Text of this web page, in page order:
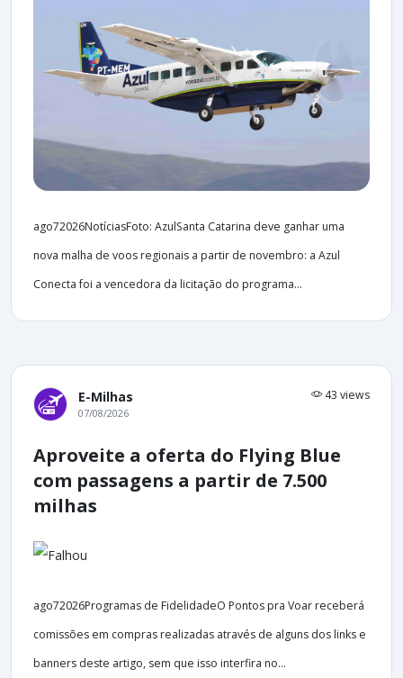
ago72026NotíciasFoto: AzulSanta Catarina deve ganhar uma
nova malha de voos regionais a partir de novembro: a Azul
Conecta foi a vencedora da licitação do programa...
E-Milhas 43 views
07/08/2026
Aproveite a oferta do Flying Blue
com passagens a partir de 7.500
milhas
ago72026Programas de FidelidadeO Pontos pra Voar receberá
comissões em compras realizadas através de alguns dos links e
banners deste artigo, sem que isso interfira no...